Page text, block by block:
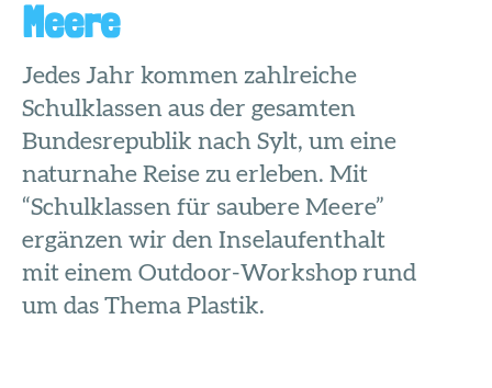
Meere
Jedes Jahr kommen zahlreiche
Schulklassen aus der gesamten
Bundesrepublik nach Sylt, um eine
naturnahe Reise zu erleben. Mit
“Schulklassen für saubere Meere”
ergänzen wir den Inselaufenthalt
mit einem Outdoor-Workshop rund
um das Thema Plastik.